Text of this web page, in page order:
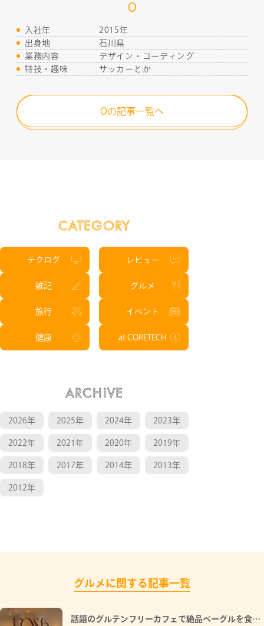
CATEGORY
テクログ レビュー
雑記 グルメ
旅行 イベント
健康 at CORETECH
ARCHIVE
2026年 2025年 2024年 2023年
2022年 2021年 2020年 2019年
2018年 2017年 2014年 2013年
2012年
O
入社年
2015年
出身地
石川県
業務内容
デザイン・コーディング
特技・趣味
サッカーとか
Oの記事一覧へ
グルメに関する記事一覧
話題のグルテンフリーカフェで絶品ベーグルを食べ